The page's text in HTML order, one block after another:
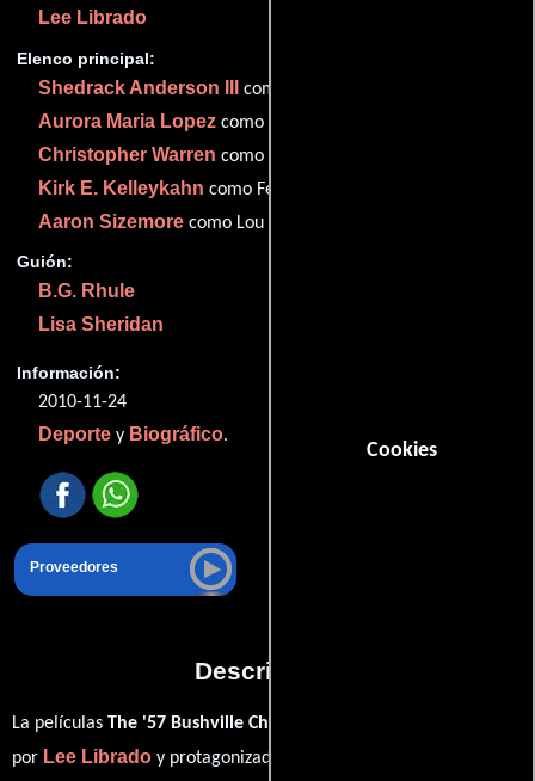
Cookies
Lee Librado
Elenco principal:
Shedrack Anderson III como Wes Covington
Aurora Maria Lopez como Mama Torre
Christopher Warren como Billy Bruton
Kirk E. Kelleykahn como Felix Mantilla (as Kirk Kelly Khan)
Aaron Sizemore como Lou Perini
Guión:
B.G. Rhule
Lisa Sheridan
Información:
2010-11-24
Deporte y Biográfico.
Proveedores
Descripción
La películas The '57 Bushville Champs
por Lee Librado y protagonizada por